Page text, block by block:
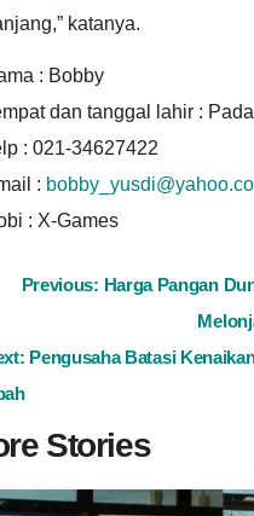
katanya.
: Bobby
dan tanggal lahir :
: 021-34627422
:
: X-Games
Previous: Harga Pangan
Pengusaha Batasi
Stories